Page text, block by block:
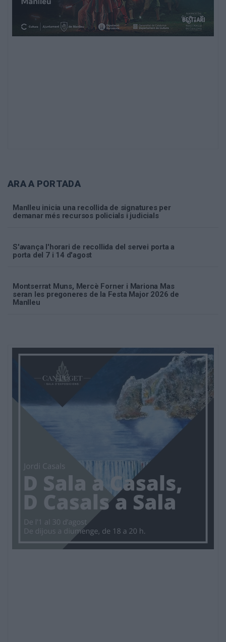
ARA A PORTADA
Manlleu inicia una recollida de signatures per
demanar més recursos policials i judicials
S'avança l'horari de recollida del servei porta a
porta del 7 i 14 d'agost
Montserrat Muns, Mercè Forner i Mariona Mas
seran les pregoneres de la Festa Major 2026 de
Manlleu